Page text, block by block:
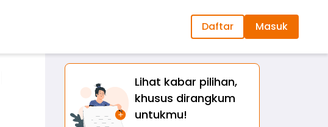
Daftar Masuk
Lihat kabar pilihan,
khusus dirangkum
untukmu!